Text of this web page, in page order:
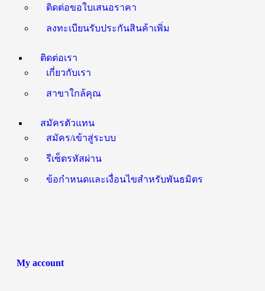
ติดต่อขอใบเสนอราคา
ลงทะเบียนรับประกันสินค้าเพิ่ม
ติดต่อเรา
เกี่ยวกับเรา
สาขาใกล้คุณ
สมัครตัวแทน
สมัคร/เข้าสู่ระบบ
รีเซ็ตรหัสผ่าน
ข้อกำหนดและเงื่อนไขสำหรับพันธมิตร
My account